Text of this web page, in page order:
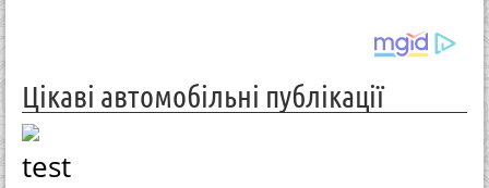
Цікаві автомобільні публікації
test